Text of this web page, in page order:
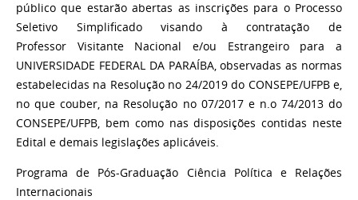
público que estarão abertas as inscrições para o Processo
Seletivo Simplificado visando à contratação de
Professor Visitante Nacional e/ou Estrangeiro para a
UNIVERSIDADE FEDERAL DA PARAÍBA, observadas as normas
estabelecidas na Resolução no 24/2019 do CONSEPE/UFPB e,
no que couber, na Resolução no 07/2017 e n.o 74/2013 do
CONSEPE/UFPB, bem como nas disposições contidas neste
Edital e demais legislações aplicáveis.
Programa de Pós-Graduação Ciência Política e Relações
Internacionais